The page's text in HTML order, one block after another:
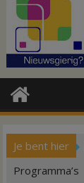
Je bent hier
Programma’s